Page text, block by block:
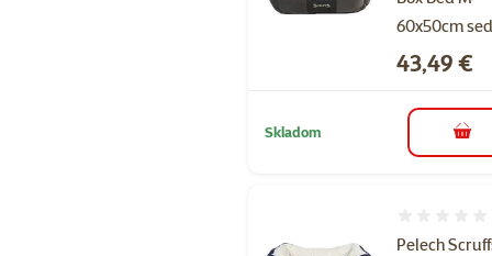
60x50cm
Cena
43,49 €
Skladom do
Pelech